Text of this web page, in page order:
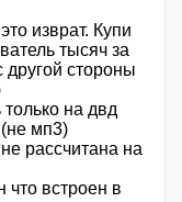
изврат. Купи
тысяч за
другой стороны
на двд
мп3)
рассчитана на
что встроен в